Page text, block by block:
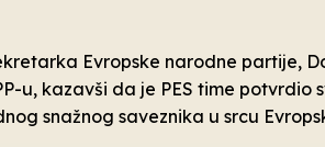
Evropske narodne partije,
u, kazavši da je PES time
snažnog saveznika u srcu